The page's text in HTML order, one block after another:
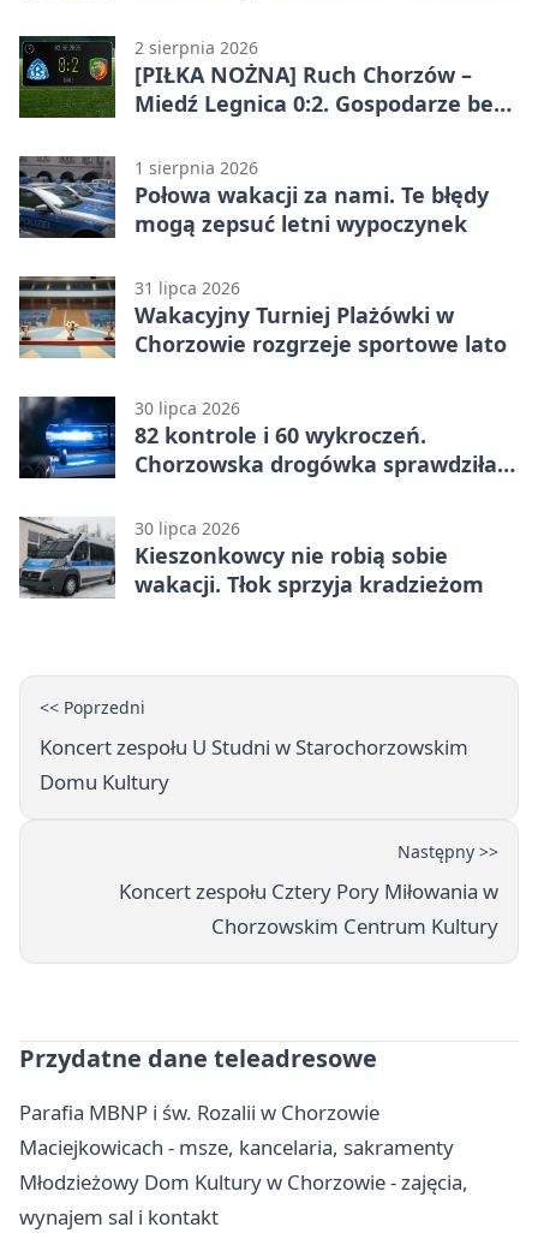
2 sierpnia 2026
[PIŁKA NOŻNA] Ruch Chorzów –
Miedź Legnica 0:2. Gospodarze bez
1 sierpnia 2026
Połowa wakacji za nami. Te błędy
mogą zepsuć letni wypoczynek
31 lipca 2026
Wakacyjny Turniej Plażówki w
Chorzowie rozgrzeje sportowe lato
30 lipca 2026
82 kontrole i 60 wykroczeń.
Chorzowska drogówka sprawdziła
30 lipca 2026
Kieszonkowcy nie robią sobie
wakacji. Tłok sprzyja kradzieżom
<< Poprzedni
Koncert zespołu U Studni w Starochorzowskim
Domu Kultury
Następny >>
Koncert zespołu Cztery Pory Miłowania w
Chorzowskim Centrum Kultury
Przydatne dane teleadresowe
Parafia MBNP i św. Rozalii w Chorzowie
Maciejkowicach - msze, kancelaria, sakramenty
Młodzieżowy Dom Kultury w Chorzowie - zajęcia,
wynajem sal i kontakt